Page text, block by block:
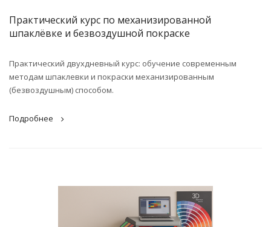
Практический курс по механизированной
шпаклёвке и безвоздушной покраске
Практический двухдневный курс: обучение современным
методам шпаклевки и покраски механизированным
(безвоздушным) способом.
Подробнее